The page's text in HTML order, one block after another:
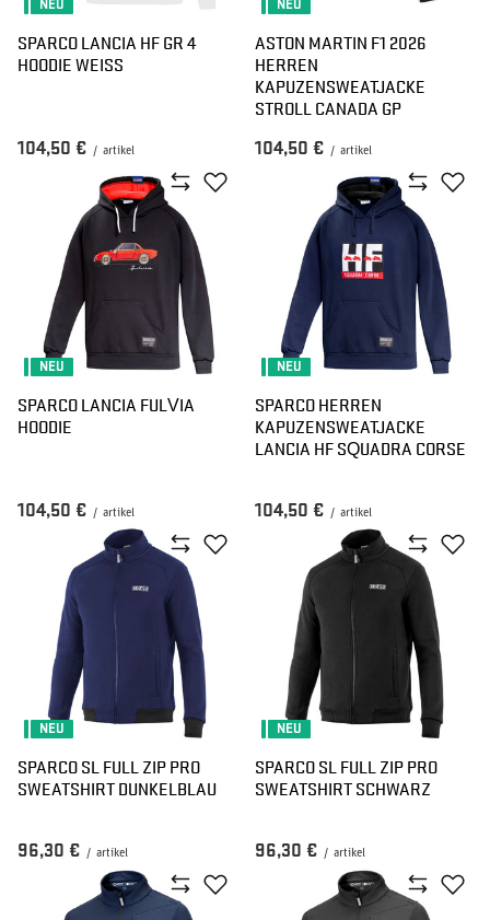
NEU
SPARCO LANCIA HF GR 4
HOODIE WEISS
104,50 € / artikel
NEU
ASTON MARTIN F1 2026
HERREN
KAPUZENSWEATJACKE
STROLL CANADA GP
104,50 € / artikel
NEU
SPARCO LANCIA FULVIA
HOODIE
104,50 € / artikel
NEU
SPARCO HERREN
KAPUZENSWEATJACKE
LANCIA HF SQUADRA CORSE
104,50 € / artikel
NEU
SPARCO SL FULL ZIP PRO
SWEATSHIRT DUNKELBLAU
96,30 € / artikel
NEU
SPARCO SL FULL ZIP PRO
SWEATSHIRT SCHWARZ
96,30 € / artikel